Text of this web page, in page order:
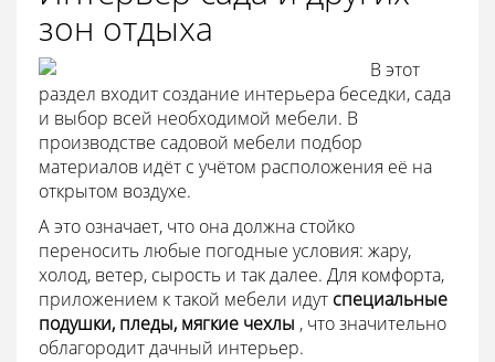
зон отдыха
В этот
раздел входит создание интерьера беседки, сада
и выбор всей необходимой мебели. В
производстве садовой мебели подбор
материалов идёт с учётом расположения её на
открытом воздухе.
А это означает, что она должна стойко
переносить любые погодные условия: жару,
холод, ветер, сырость и так далее. Для комфорта,
приложением к такой мебели идут специальные
подушки, пледы, мягкие чехлы , что значительно
облагородит дачный интерьер.